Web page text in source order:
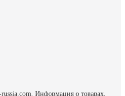
Информация о товарах,